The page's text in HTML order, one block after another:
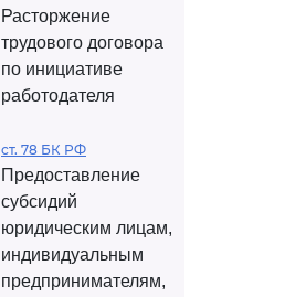
Расторжение
трудового договора
по инициативе
работодателя
ст. 78 БК РФ
Предоставление
субсидий
юридическим лицам,
индивидуальным
предпринимателям,